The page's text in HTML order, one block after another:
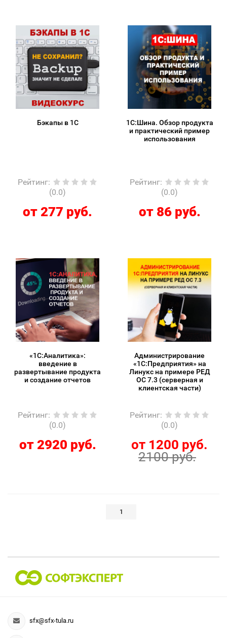
Бэкапы в 1С
Рейтинг:
(0.0)
от 277 руб.
1С:Шина. Обзор продукта
и практический пример
использования
Рейтинг:
(0.0)
от 86 руб.
«1С:Аналитика»:
введение в
развертывание продукта
и создание отчетов
Рейтинг:
(0.0)
от 2920 руб.
Администрирование
«1С:Предприятия» на
Линукс на примере РЕД
ОС 7.3 (серверная и
клиентская части)
Рейтинг:
(0.0)
от 1200 руб.
2100 руб.
1
sfx@sfx-tula.ru